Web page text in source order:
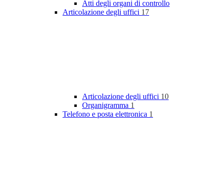
Atti degli organi di controllo
Articolazione degli uffici 17
Articolazione degli uffici 10
Organigramma 1
Telefono e posta elettronica 1